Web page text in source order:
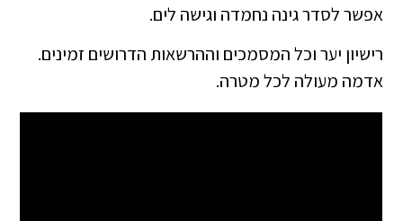
אפשר לסדר גינה נחמדה וגישה לים.
רישיון יער וכל המסמכים וההרשאות הדרושים זמינים.
אדמה מעולה לכל מטרה.